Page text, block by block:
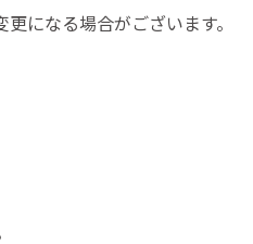
になる場合がございます。